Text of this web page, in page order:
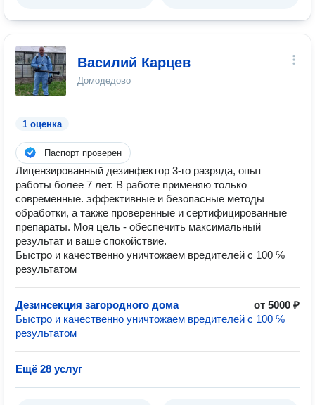
Василий Карцев
Домодедово
1 оценка
Паспорт проверен
Лицензированный дезинфектор 3-го разряда, опыт
работы более 7 лет. В работе применяю только
современные. эффективные и безопасные методы
обработки, а также проверенные и сертифицированные
препараты. Моя цель - обеспечить максимальный
результат и ваше спокойствие.
Быстро и качественно уничтожаем вредителей с 100 ℅
результатом
Дезинсекция загородного дома
от 5000 ₽
Быстро и качественно уничтожаем вредителей с 100 ℅
результатом
Ещё 28 услуг